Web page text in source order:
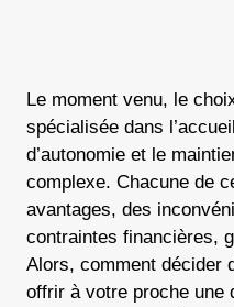
Le moment venu, le
spécialisée dans
d’autonomie et le
complexe. Chacune de
avantages, des
contraintes financières,
Alors, comment décider
offrir à votre proche une